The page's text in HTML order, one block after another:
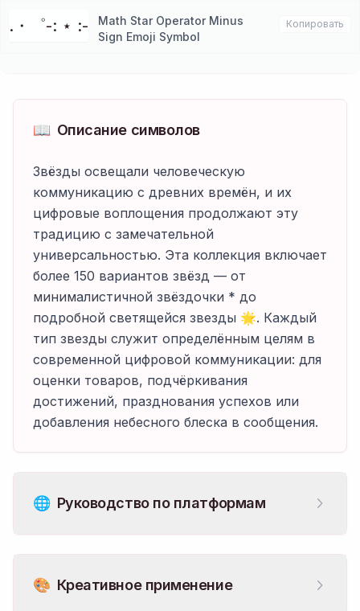
.・゜-: ⋆ :-
Math Star Operator Minus
Sign Emoji Symbol
Копировать
📖 Описание символов
Звёзды освещали человеческую
коммуникацию с древних времён, и их
цифровые воплощения продолжают эту
традицию с замечательной
универсальностью. Эта коллекция включает
более 150 вариантов звёзд — от
минималистичной звёздочки * до
подробной светящейся звезды 🌟. Каждый
тип звезды служит определённым целям в
современной цифровой коммуникации: для
оценки товаров, подчёркивания
достижений, празднования успехов или
добавления небесного блеска в сообщения.
🌐 Руководство по платформам
🎨 Креативное применение